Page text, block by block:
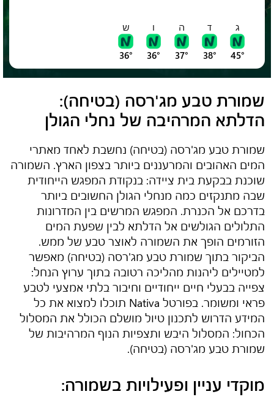
ג
45°
ד
38°
ה
37°
ו
36°
ש
36°
שמורת טבע מג'רסה (בטיחה):
הדלתא המרהיבה של נחלי הגולן
שמורת טבע מג'רסה (בטיחה) נחשבת לאחד מאתרי
המים האהובים והמרעננים ביותר בצפון הארץ. השמורה
שוכנת בבקעת בית ציידה: בנקודת המפגש הייחודית
שבה מתנקזים כמה מנחלי הגולן החשובים ביותר
בדרכם אל הכנרת. המפגש המרשים בין המדרונות
התלולים הגולשים אל הדלתא לבין שפעת המים
הזורמים הופך את השמורה לאוצר טבע של ממש.
הביקור בתוך שמורת טבע מג'רסה (בטיחה) מאפשר
למטיילים ליהנות מהליכה רטובה בתוך ערוץ הנחל:
צפייה בבעלי חיים ייחודיים וחיבור בלתי אמצעי לטבע
פראי ומשומר. בפורטל Nativa תוכלו למצוא את כל
המידע הדרוש לתכנון טיול מושלם הכולל את המסלול
הכחול: המסלול היבש ותצפיות הנוף המרהיבות של
שמורת טבע מג'רסה (בטיחה).
מוקדי עניין ופעילויות בשמורה: